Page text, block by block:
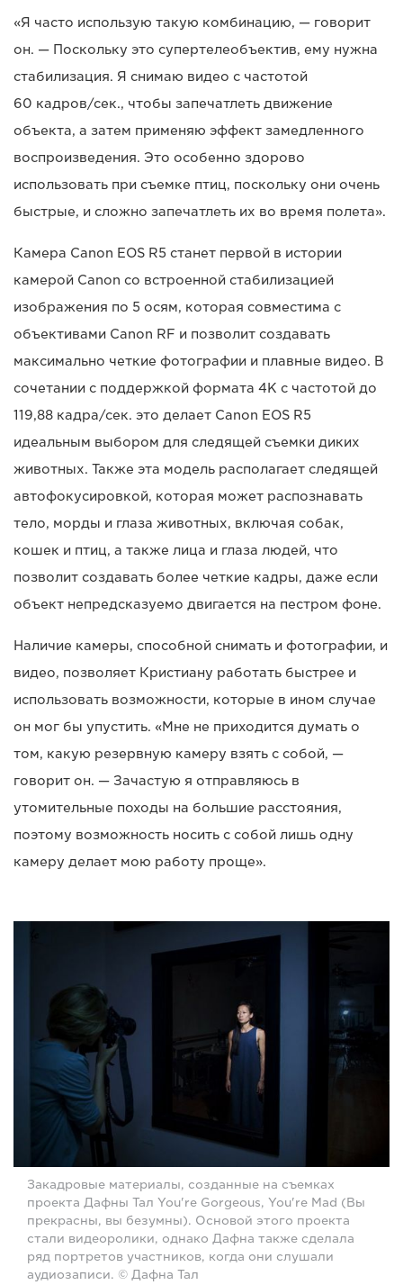
«Я часто использую такую комбинацию, — говорит
он. — Поскольку это супертелеобъектив, ему нужна
стабилизация. Я снимаю видео с частотой
60 кадров/сек., чтобы запечатлеть движение
объекта, а затем применяю эффект замедленного
воспроизведения. Это особенно здорово
использовать при съемке птиц, поскольку они очень
быстрые, и сложно запечатлеть их во время полета».
Камера Canon EOS R5 станет первой в истории
камерой Canon со встроенной стабилизацией
изображения по 5 осям, которая совместима с
объективами Canon RF и позволит создавать
максимально четкие фотографии и плавные видео. В
сочетании с поддержкой формата 4K с частотой до
119,88 кадра/сек. это делает Canon EOS R5
идеальным выбором для следящей съемки диких
животных. Также эта модель располагает следящей
автофокусировкой, которая может распознавать
тело, морды и глаза животных, включая собак,
кошек и птиц, а также лица и глаза людей, что
позволит создавать более четкие кадры, даже если
объект непредсказуемо двигается на пестром фоне.
Наличие камеры, способной снимать и фотографии, и
видео, позволяет Кристиану работать быстрее и
использовать возможности, которые в ином случае
он мог бы упустить. «Мне не приходится думать о
том, какую резервную камеру взять с собой, —
говорит он. — Зачастую я отправляюсь в
утомительные походы на большие расстояния,
поэтому возможность носить с собой лишь одну
камеру делает мою работу проще».
Закадровые материалы, созданные на съемках
проекта Дафны Тал You're Gorgeous, You're Mad (Вы
прекрасны, вы безумны). Основой этого проекта
стали видеоролики, однако Дафна также сделала
ряд портретов участников, когда они слушали
аудиозаписи. © Дафна Тал